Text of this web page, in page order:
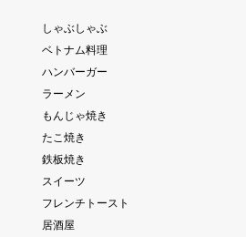
しゃぶしゃぶ
ベトナム料理
ハンバーガー
ラーメン
もんじゃ焼き
たこ焼き
鉄板焼き
スイーツ
フレンチトースト
居酒屋